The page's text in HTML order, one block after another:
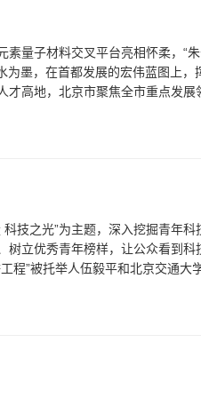
量子材料交叉平台亮相怀柔，“朱
墨，在首都发展的宏伟蓝图上，
高地，北京市聚焦全市重点发展
技之光”为主题，深入挖掘青年
立优秀青年榜样，让公众看到科
”被托举人伍毅平和北京交通大